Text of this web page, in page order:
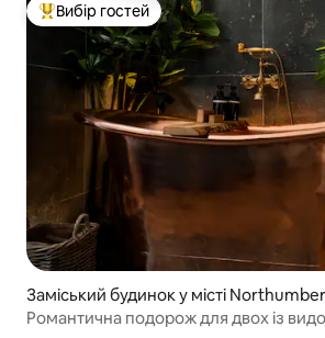
Топ вибір гостей
Вибір гостей
Заміський будинок у місті
Романтична подорож для двох із